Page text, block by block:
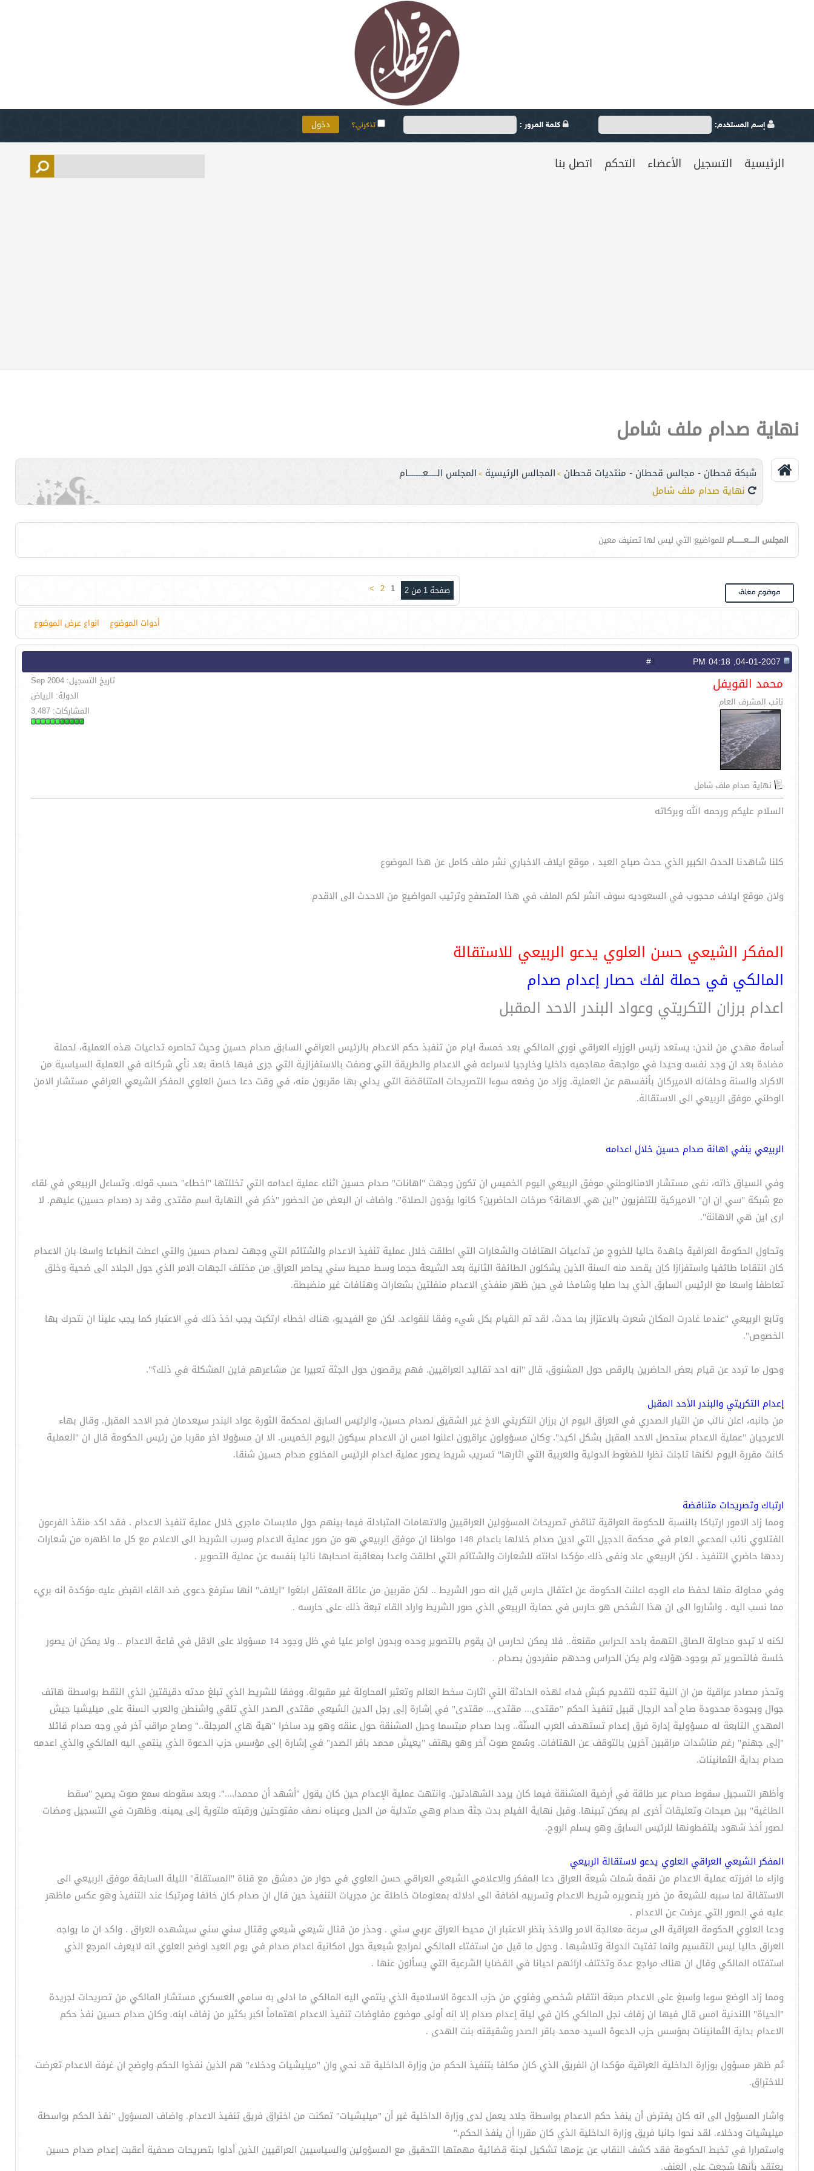
إسم المستخدم: كلمة المرور : تذكرني؟
الرئيسية التسجيل الأعضاء التحكم اتصل بنا
نهاية صدام ملف شامل
شبكة قحطان - مجالس قحطان - منتديات قحطان > المجالس الرئيسية > المجلس الـــــعــــــــام
نهاية صدام ملف شامل
المجلس الـــــعــــــــام للمواضيع التي ليس لها تصنيف معين
صفحة 1 من 2 1
2
>
أدوات الموضوع انواع عرض الموضوع
1
محمد القويفل
نائب المشرف العام
تاريخ التسجيل: Sep 2004
الدولة: الرياض
المشاركات: 3,487
نهاية صدام ملف شامل
السلام عليكم ورحمه الله وبركاته
كلنا شاهدنا الحدث الكبير الذي حدث صباح العيد ، موقع ايلاف الاخباري نشر ملف كامل عن هذا الموضوع
ولان موقع ايلاف محجوب في السعوديه سوف انشر لكم الملف في هذا المتصفح وترتيب المواضيع من الاحدث الى الاقدم
المفكر الشيعي حسن العلوي يدعو الربيعي للاستقالة
المالكي في حملة لفك حصار إعدام صدام
اعدام برزان التكريتي وعواد البندر الاحد المقبل
أسامة مهدي من لندن: يستعد رئيس الوزراء العراقي نوري المالكي بعد خمسة ايام من تنفبذ حكم الاعدام بالرئيس العراقي السابق صدام حسين وحيث تحاصره تداعيات هذه العملية، لحملة
مضادة بعد ان وجد نفسه وحيدا في مواجهة مهاجميه داخليا وخارجيا لاسراعه في الاعدام والطريقة التي وصفت بالاستفزازية التي جرى فيها خاصة بعد نأي شركائه في العملية السياسية من
الاكراد والسنة وحلفائه الاميركان بأنفسهم عن العملية. وزاد من وضعه سوءا التصريحات المتناقضة التي يدلي بها مقربون منه، في وقت دعا حسن العلوي المفكر الشيعي العراقي مستشار الامن
الوطني موفق الربيعي الى الاستقالة.
الربيعي ينفي اهانة صدام حسين خلال اعدامه
وفي السياق ذاته، نفى مستشار الامنالوطني موفق الربيعي اليوم الخميس ان تكون وجهت "اهانات" صدام حسين اثناء عملية اعدامه التي تخللتها "اخطاء" حسب قوله. وتساءل الربيعي في لقاء
مع شبكة "سي ان ان" الاميركية للتلفزيون "اين هي الاهانة؟ صرخات الحاضرين؟ كانوا يؤدون الصلاة". واضاف ان البعض من الحضور "ذكر في النهاية اسم مقتدى وقد رد (صدام حسين) عليهم. لا
ارى اين هي الاهانة".
وتحاول الحكومة العراقية جاهدة حاليا للخروج من تداعيات الهتافات والشعارات التي اطلقت خلال عملية تنفيذ الاعدام والشتائم التي وجهت لصدام حسين والتي اعطت انطباعا واسعا بان الاعدام
كان انتقاما طائفيا واستفزازا كان يقصد منه السنة الذين يشكلون الطائفة الثانية بعد الشيعة حجما وسط محيط سني يحاصر العراق من مختلف الجهات الامر الذي حول الجلاد الى ضحية وخلق
تعاطفا واسعا مع الرئيس السابق الذي بدا صلبا وشامخا في حين ظهر منفذي الاعدام منفلتين بشعارات وهتافات غير منضبطة.
وتابع الربيعي "عندما غادرت المكان شعرت بالاعتزاز بما حدث. لقد تم القيام بكل شيء وفقا للقواعد. لكن مع الفيديو، هناك اخطاء ارتكبت يجب اخذ ذلك في الاعتبار كما يجب علينا ان نتحرك بها
الخصوص".
وحول ما تردد عن قيام بعض الحاضرين بالرقص حول المشنوق، قال "انه احد تقاليد العراقيين. فهم يرقصون حول الجثة تعبيرا عن مشاعرهم فاين المشكلة في ذلك؟".
إعدام التكريتي والبندر الأحد المقبل
من جانبه، اعلن نائب من التيار الصدري في العراق اليوم ان برزان التكريتي الاخ غير الشقيق لصدام حسين، والرئيس السابق لمحكمة الثورة عواد البندر سيعدمان فجر الاحد المقبل. وقال بهاء
الاعرجيان "عملية الاعدام ستحصل الاحد المقبل بشكل اكيد". وكان مسؤولون عراقيون اعلنوا امس ان الاعدام سيكون اليوم الخميس. الا ان مسؤولا اخر مقربا من رئيس الحكومة قال ان "العملية
كانت مقررة اليوم لكنها تاجلت نظرا للضغوط الدولية والعربية التي اثارها" تسريب شريط يصور عملية اعدام الرئيس المخلوع صدام حسين شنقا.
ارتباك وتصريحات متناقضة
ومما زاد الامور ارتباكا بالنسبة للحكومة العراقية تناقض تصريحات المسؤولين العراقيين والاتهامات المتبادلة فيما بينهم حول ملابسات ماجرى خلال عملية تنفيذ الاعدام . فقد اكد منقذ الفرعون
الفتلاوي نائب المدعي العام في محكمة الدجيل التي ادين صدام خلالها باعدام 148 مواطنا ان موفق الربيعي هو من صور عملية الاعدام وسرب الشريط الى الاعلام مع كل ما اظهره من شعارات
رددها حاضري التنفيذ . لكن الربيعي عاد ونفى ذلك مؤكدا ادانته للشعارات والشتائم التي اطلقت واعدا بمعاقبة اصحابها نائيا بنفسه عن عملية التصوير .
وفي محاولة منها لحفظ ماء الوجه اعلنت الحكومة عن اعتقال حارس قيل انه صور الشريط .. لكن مقربين من عائلة المعتقل ابلغوا "ايلاف" انها سترفع دعوى ضد القاء القبض عليه مؤكدة انه بريء
مما نسب اليه . واشاروا الى ان هذا الشخص هو حارس في حماية الربيعي الذي صور الشريط واراد القاء تبعة ذلك على حارسه .
لكنه لا تبدو محاولة الصاق التهمة باحد الحراس مقنعة.. فلا يمكن لحارس ان يقوم بالتصوير وحده وبدون اوامر عليا في ظل وجود 14 مسؤولا على الاقل في قاعة الاعدام .. ولا يمكن ان يصور
خلسة فالتصوير تم بوجود هؤلاء ولم يكن الحراس وحدهم منفردون بصدام .
وتحذر مصادر عراقية من ان النية تتجه لتقديم كبش فداء لهذه الحادثة التي اثارت سخط العالم وتعتبر المحاولة غير مقبولة. ووفقا للشريط الذي تبلغ مدته دقيقتين الذي التقط بواسطة هاتف
جوال وبجودة محدودة صاح أحد الرجال قبيل تنفيذ الحكم "مقتدى... مقتدى... مقتدى" في إشارة إلى رجل الدين الشيعي مقتدى الصدر الذي تلقي واشنطن والعرب السنة على ميليشيا جيش
المهدي التابعة له مسؤولية إدارة فرق إعدام تستهدف العرب السنّة.. وبدا صدام مبتسما وحبل المشنقة حول عنقه وهو يرد ساخرا "هية هاي المرجلة.." وصاح مراقب آخر في وجه صدام قائلا
"إلى جهنم" رغم مناشدات مراقبين آخرين بالتوقف عن الهتافات. وسُمع صوت آخر وهو يهتف "يعيش محمد باقر الصدر" في إشارة إلى مؤسس حزب الدعوة الذي ينتمي اليه المالكي والذي اعدمه
صدام بداية الثمانينات.
وأظهر التسجيل سقوط صدام عبر طاقة في أرضية المشنقة فيما كان يردد الشهادتين. وانتهت عملية الإعدام حين كان يقول "أشهد أن محمدا....". وبعد سقوطه سمع صوت يصيح "سقط
الطاغية" بين صيحات وتعليقات أخرى لم يمكن تبينها. وقبل نهاية الفيلم بدت جثة صدام وهي متدلية من الحبل وعيناه نصف مفتوحتين ورقبته ملتوية إلى يمينه. وظهرت في التسجيل ومضات
لصور أخذ شهود يلتقطونها للرئيس السابق وهو يسلم الروح.
المفكر الشيعي العراقي العلوي يدعو لاستقالة الربيعي
وازاء ما افرزته عملية الاعدام من نقمة شملت شيعة العراق دعا المفكر والاعلامي الشيعي العراقي حسن العلوي في حوار من دمشق مع قناة "المستقلة" الليلة السابقة موفق الربيعي الى
الاستقالة لما سببه للشيعة من ضرر بتصويره شريط الاعدام وتسريبه اضافة الى ادلائه بمعلومات خاطئة عن مجريات التنفيذ حين قال ان صدام كان خائفا ومرتبكا عند التنفيذ وهو عكس ماظهر
عليه في الصور التي عرضت عن الاعدام .
ودعا العلوي الحكومة العراقية الى سرعة معالجة الامر والاخذ بنظر الاعتبار ان محيط العراق عربي سني . وحذر من قتال شيعي شيعي وقتال سني سني سيشهده العراق . واكد ان ما يواجه
العراق حاليا ليس التقسيم وانما تفتيت الدولة وتلاشيها . وحول ما قيل من استفتاء المالكي لمراجع شيعية حول امكانية اعدام صدام في يوم العيد اوضح العلوي انه لايعرف المرجع الذي
استفتاه المالكي وقال ان هناك مراجع عدة وتختلف ارائهم احيانا في القضايا الشرعية التي يسألون عنها .
ومما زاد الوضع سوءا واسبغ على الاعدام صبغة انتقام شخصي وفئوي من حزب الدعوة الاسلامية الذي ينتمي اليه المالكي ما ادلى به سامي العسكري مستشار المالكي من تصريحات لجريدة
"الحياة" اللندنية امس قال فيها ان زفاف نجل المالكي كان في ليلة إعدام صدام إلا انه أولى موضوع مفاوضات تنفيذ الاعدام اهتماماً اكبر بكثير من زفاف ابنه. وكان صدام حسين نفذ حكم
الاعدام بداية الثمانينات بمؤسس حزب الدعوة السيد محمد باقر الصدر وشقيقته بنت الهدى .
ثم ظهر مسؤول بوزارة الداخلية العراقية مؤكدا ان الفريق الذي كان مكلفا بتنفيذ الحكم من وزارة الداخلية قد نحي وان "ميليشيات ودخلاء" هم الذين نفذوا الحكم واوضح ان غرفة الاعدام تعرضت
للاختراق.
واشار المسؤول الى انه كان يفترض أن ينفذ حكم الاعدام بواسطة جلاد يعمل لدى وزارة الداخلية غير أن "ميليشيات" تمكنت من اختراق فريق تنفيذ الاعدام. واضاف المسؤول "نفذ الحكم بواسطة
ميليشيات ودخلاء. لقد نحوا جانبا فريق وزارة الداخلية الذي كان مقررا أن ينفذ الحكم."
واستمرارا في تخبط الحكومة فقد كشف النقاب عن عزمها تشكيل لجنة قضائية مهمتها التحقيق مع المسؤولين والسياسيين العراقيين الذين أدلوا بتصريحات صحفية أعقبت إعدام صدام حسين
يعتقد بأنها شجعت على العنف.